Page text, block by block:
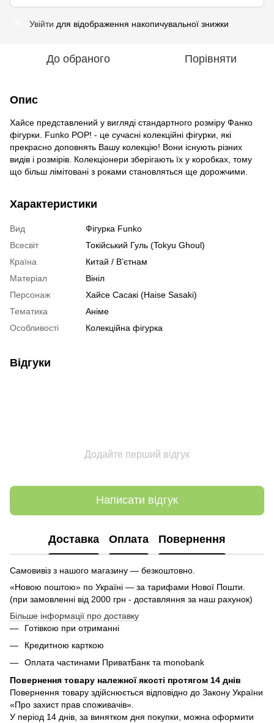
Увійти для відображення накопичувальної знижки
До обраного Порівняти
Опис
Хайсе представлений у вигляді стандартного розміру Фанко
фігурки. Funko POP! - це сучасні колекційні фігурки, які
прекрасно доповнять Вашу колекцію! Вони існують різних
видів і розмірів. Колекціонери зберігають їх у коробках, тому
що більш лімітовані з роками становляться ще дорожчими.
Характеристики
Вид
Фігурка Funko
Всесвіт
Токійський Гуль (Tokyu Ghoul)
Країна
Китай / В’єтнам
Матеріал
Вініл
Персонаж
Хайсе Сасакі (Haise Sasaki)
Тематика
Аніме
Особливості
Колекційна фігурка
Відгуки
Додайте перший відгук
Написати відгук
Доставка Оплата Повернення
Самовивіз з нашого магазину — безкоштовно.
«Новою поштою» по Україні — за тарифами Нової Пошти.
(при замовленні від 2000 грн - доставляння за наш рахунок)
Більше інформації про доставку
Готівкою при отриманні
Кредитною карткою
Оплата частинами ПриватБанк та monobank
Повернення товару належної якості протягом 14 днів
Повернення товару здійснюється відповідно до Закону України
«Про захист прав споживачів».
У період 14 днів, за винятком дня покупки, можна оформити